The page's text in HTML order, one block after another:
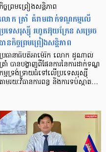
កិច្ចព្រមព្រៀងសន្តិភាព
ោក ត្រាំ គំរាមដាក់ទណ្ឌកម្មលើ
រទេសរុស្ស៊ី រហូតអ៊ុយក្រែន សម្រេច
ានកិច្ចព្រមព្រៀងសន្តិភាព
ប្រធានាធិបតីអាម៉េរិក លោក ដូណាល់
ត្រាំ បានបង្ហាញពីផែនការនៃការដាក់ទណ្ឌ
កម្មទ្រង់ទ្រាយធំទៅលើប្រទេសរុស្ស៊ី
តាមរយៈវិធានការពន្ធ និងការទប់ស្កាត…